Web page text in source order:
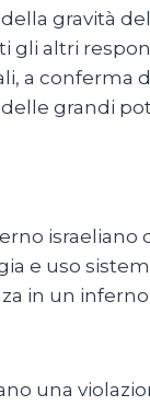
gravità
altri
a conferma
grandi
israeliano
e uso
in un
una